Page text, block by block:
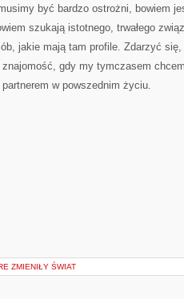
być bardzo ostrożni, bowiem
szukają istotnego, trwałego
jakie mają tam profile. Zdarzyć
gdy my tymczasem
w powszednim życiu.
ZMIENIŁY ŚWIAT